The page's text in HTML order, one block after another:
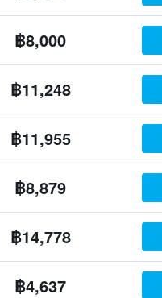
฿8,000
฿11,248
฿11,955
฿8,879
฿14,778
฿4,637